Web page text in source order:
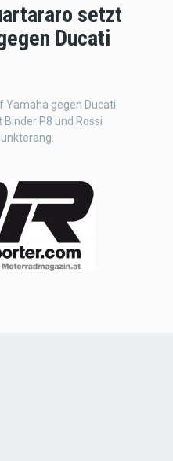
setzt
Ducati
Yamaha gegen Ducati
P8 und Rossi